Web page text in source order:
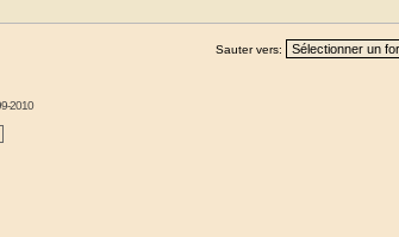
Sauter vers:
2010